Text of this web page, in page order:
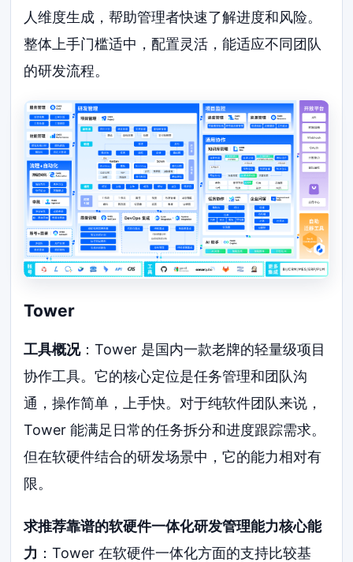
人维度生成，帮助管理者快速了解进度和风险。
整体上手门槛适中，配置灵活，能适应不同团队
的研发流程。
Tower
工具概况：Tower 是国内一款老牌的轻量级项目
协作工具。它的核心定位是任务管理和团队沟
通，操作简单，上手快。对于纯软件团队来说，
Tower 能满足日常的任务拆分和进度跟踪需求。
但在软硬件结合的研发场景中，它的能力相对有
限。
求推荐靠谱的软硬件一体化研发管理能力核心能
力 ：Tower 在软硬件一体化方面的支持比较基